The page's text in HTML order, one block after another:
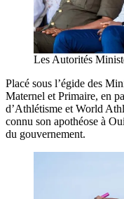
Les Autorités
Placé sous l’égide des
Maternel et Primaire, en
d’Athlétisme et World
connu son apothéose à
du gouvernement.